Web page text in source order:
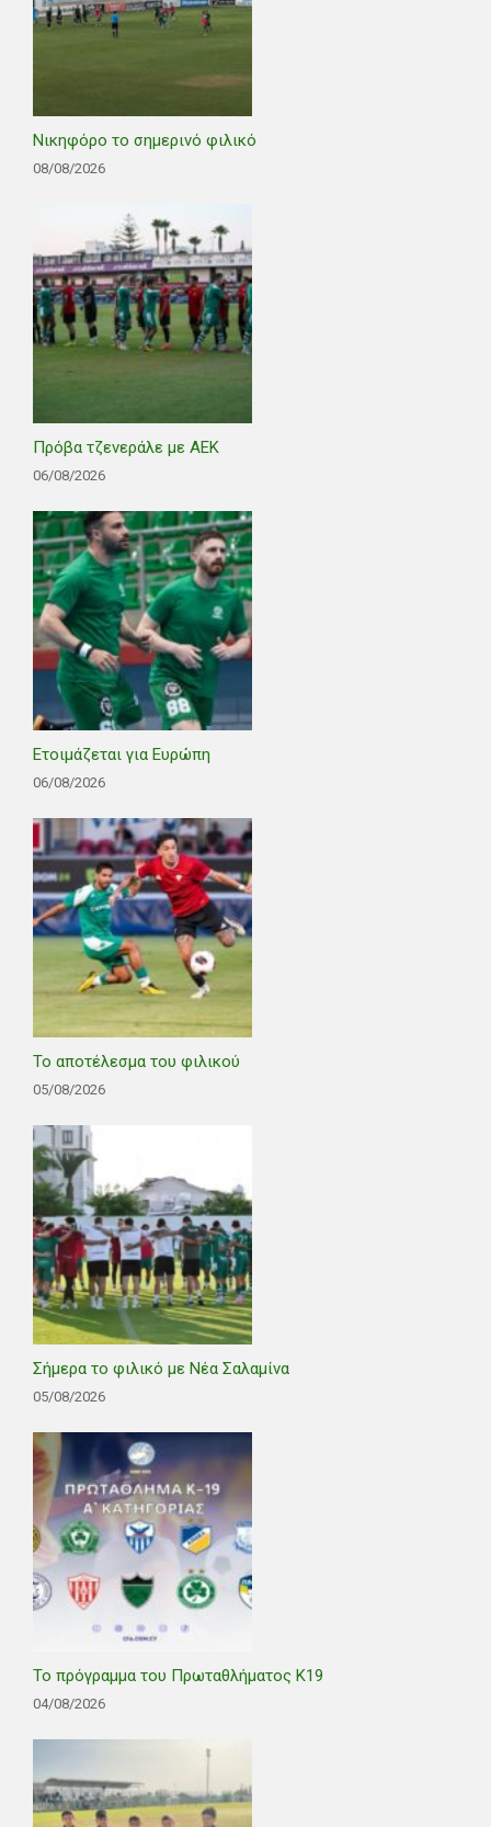
Νικηφόρο το σημερινό φιλικό
08/08/2026
Πρόβα τζενεράλε με ΑΕΚ
06/08/2026
Ετοιμάζεται για Ευρώπη
06/08/2026
Το αποτέλεσμα του φιλικού
05/08/2026
Σήμερα το φιλικό με Νέα Σαλαμίνα
05/08/2026
Το πρόγραμμα του Πρωταθλήματος Κ19
04/08/2026